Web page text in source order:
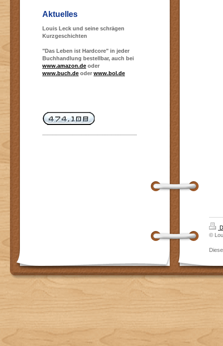
Aktuelles
Louis Leck und seine schrägen
Kurzgeschichten
"Das Leben ist Hardcore" in jeder
Buchhandlung bestellbar, auch bei
www.amazon.de oder
www.buch.de oder www.bol.de
©